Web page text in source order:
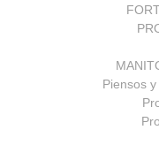
Piensos